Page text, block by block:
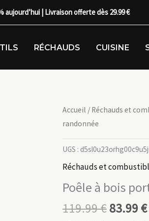
aujourd’hui | Livraison offerte dès 29.99 €
RÉCHAUDS CUISINE
Accueil / Réchauds et
randonnée
UGS :
Réchauds et
Poêle à bois
119.99€83.99€